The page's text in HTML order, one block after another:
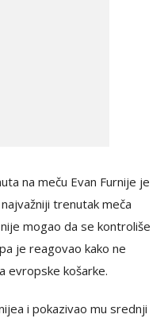
na meču Evan Furnije je
trenutak meča
mogao da se kontroliše
je reagovao kako ne
evropske košarke.
i pokazivao mu srednji